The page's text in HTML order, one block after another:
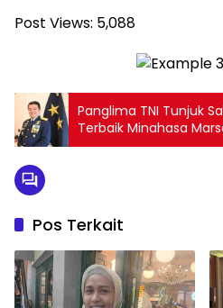
Post Views: 5,088
Panglima TNI Tunjuk
Terbaik Minahasa
Kasenda,ST, SIP, M.M.
Akademi Angkatan
Pos Terkait